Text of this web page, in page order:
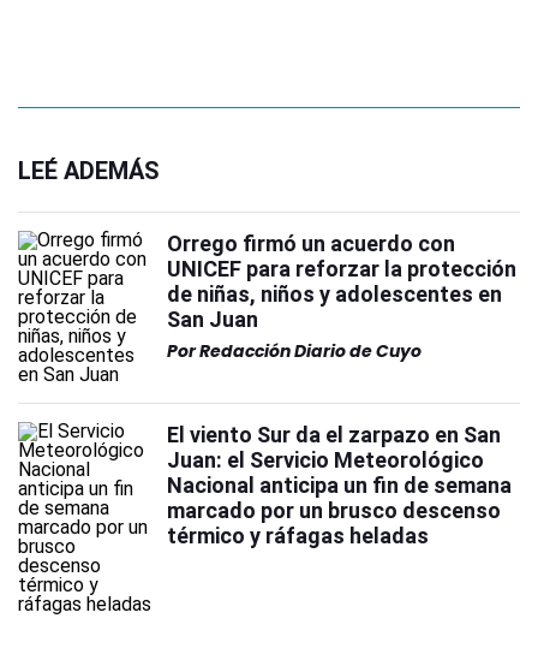
LEÉ ADEMÁS
Orrego firmó un acuerdo con
UNICEF para reforzar la protección
de niñas, niños y adolescentes en
San Juan
PorRedacción Diario de Cuyo
El viento Sur da el zarpazo en San
Juan: el Servicio Meteorológico
Nacional anticipa un fin de semana
marcado por un brusco descenso
térmico y ráfagas heladas